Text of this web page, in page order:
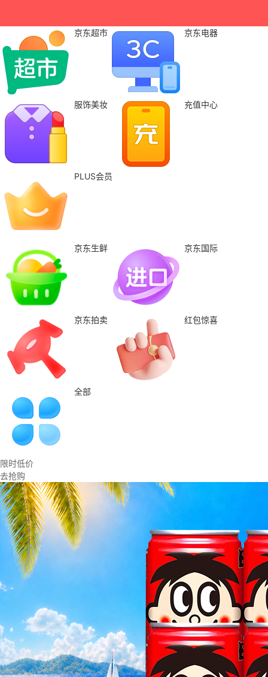
京东超市 京东电器
服饰美妆 充值中心
PLUS会员
京东生鲜 京东国际
京东拍卖 红包惊喜
全部
限时低价
去抢购